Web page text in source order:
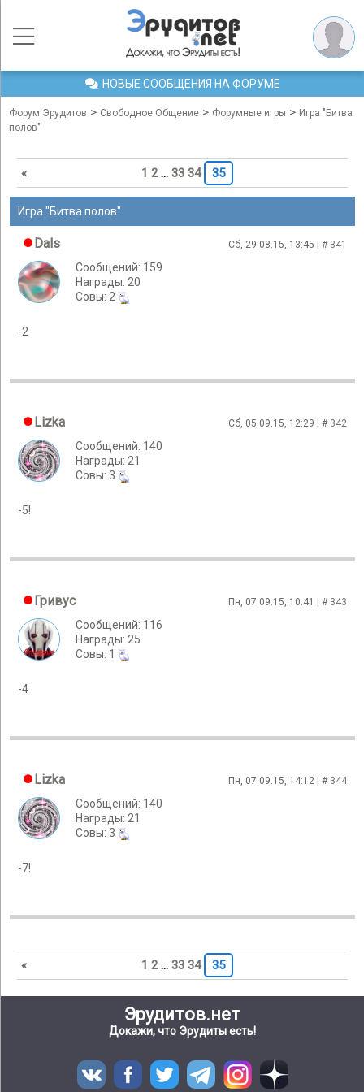
НОВЫЕ СООБЩЕНИЯ НА ФОРУМЕ
Форум Эрудитов > Свободное Общение > Форумные игры > Игра "Битва
полов"
« 1 2 … 33 34 35
Игра "Битва полов"
Dals Сб, 29.08.15, 13:45 | # 341
Сообщений: 159
Награды: 20
Cовы: 2
-2
Lizka Сб, 05.09.15, 12:29 | # 342
Сообщений: 140
Награды: 21
Cовы: 3
-5!
Гривус Пн, 07.09.15, 10:41 | # 343
Сообщений: 116
Награды: 25
Cовы: 1
-4
Lizka Пн, 07.09.15, 14:12 | # 344
Сообщений: 140
Награды: 21
Cовы: 3
-7!
« 1 2 … 33 34 35
Эрудитов.нет
Докажи, что Эрудиты есть!